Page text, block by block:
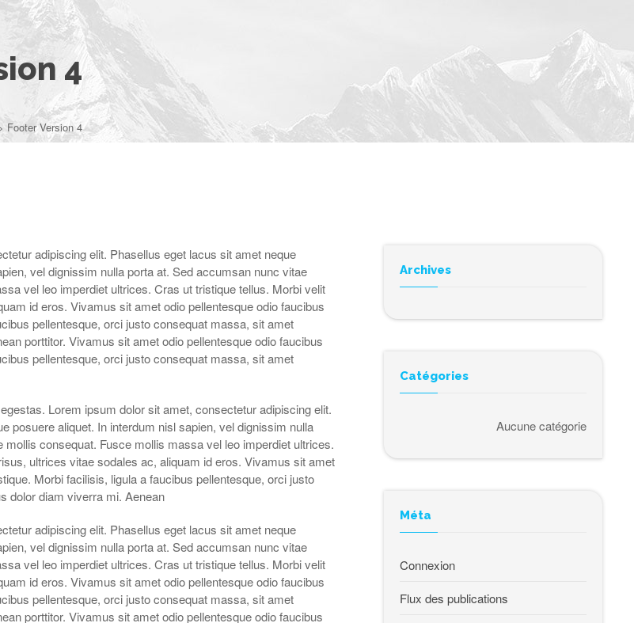
4
Footer Version 4
adipiscing elit. Phasellus eget lacus sit amet neque
vel dignissim nulla porta at. Sed accumsan nunc vitae
vel leo imperdiet ultrices. Cras ut tristique tellus. Morbi velit
id eros. Vivamus sit amet odio pellentesque odio faucibus
pellentesque, orci justo consequat massa, sit amet
porttitor. Vivamus sit amet odio pellentesque odio faucibus
pellentesque, orci justo consequat massa, sit amet
Lorem ipsum dolor sit amet, consectetur adipiscing elit.
posuere aliquet. In interdum nisl sapien, vel dignissim nulla
consequat. Fusce mollis massa vel leo imperdiet ultrices.
ultrices vitae sodales ac, aliquam id eros. Vivamus sit amet
Morbi facilisis, ligula a faucibus pellentesque, orci justo
dolor diam viverra mi. Aenean
adipiscing elit. Phasellus eget lacus sit amet neque
vel dignissim nulla porta at. Sed accumsan nunc vitae
vel leo imperdiet ultrices. Cras ut tristique tellus. Morbi velit
id eros. Vivamus sit amet odio pellentesque odio faucibus
pellentesque, orci justo consequat massa, sit amet
porttitor. Vivamus sit amet odio pellentesque odio faucibus
Archives
Catégories
Aucune catégorie
Méta
Connexion
Flux des publications